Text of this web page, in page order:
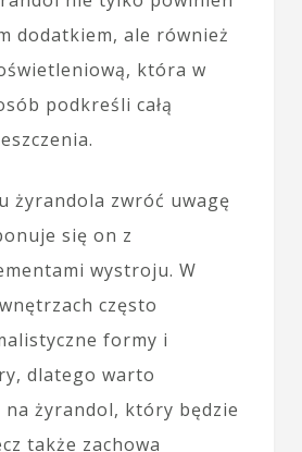
dodatkiem, ale również
która w
podkreśli całą
żyrandola zwróć uwagę
się on z
wystroju. W
często
formy i
dlatego warto
na żyrandol, który będzie
także zachowa